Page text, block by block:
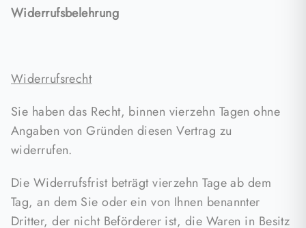
Widerrufsbelehrung
Widerrufsrecht
Sie haben das Recht, binnen vierzehn Tagen ohne
Angaben von Gründen diesen Vertrag zu
widerrufen.
Die Widerrufsfrist beträgt vierzehn Tage ab dem
Tag, an dem Sie oder ein von Ihnen benannter
Dritter, der nicht Beförderer ist, die Waren in Besitz